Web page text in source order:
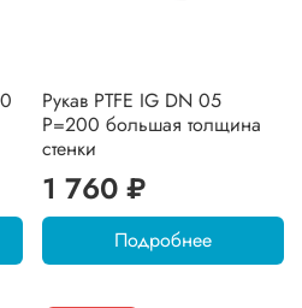
Рукав PTFE IG DN 05
P=200 большая толщина
стенки
1 760 ₽
Подробнее